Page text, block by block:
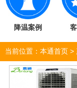
降温案例
当前位置： 本通首页 >